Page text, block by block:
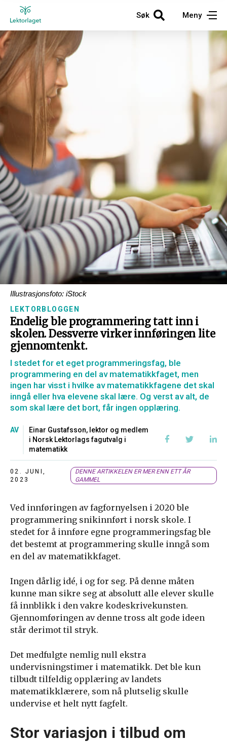
Søk Meny
Illustrasjonsfoto: iStock
LEKTORBLOGGEN
Endelig ble programmering tatt inn i
skolen. Dessverre virker innføringen lite
gjennomtenkt.
I stedet for et eget programmeringsfag, ble
programmering en del av matematikkfaget, men
ingen har visst i hvilke av matematikkfagene det skal
inngå eller hva elevene skal lære. Og verst av alt, de
som skal lære det bort, får ingen opplæring.
AV
Einar Gustafsson, lektor og medlem
i Norsk Lektorlags fagutvalg i
matematikk
02. JUNI,
2023
DENNE ARTIKKELEN ER MER ENN ETT ÅR
GAMMEL
Ved innføringen av fagfornyelsen i 2020 ble
programmering snikinnført i norsk skole. I
stedet for å innføre egne programmeringsfag ble
det bestemt at programmering skulle inngå som
en del av matematikkfaget.
Ingen dårlig idé, i og for seg. På denne måten
kunne man sikre seg at absolutt alle elever skulle
få innblikk i den vakre kodeskrivekunsten.
Gjennomføringen av denne tross alt gode ideen
står derimot til stryk.
Det medfulgte nemlig null ekstra
undervisningstimer i matematikk. Det ble kun
tilbudt tilfeldig opplæring av landets
matematikklærere, som nå plutselig skulle
undervise et helt nytt fagfelt.
Stor variasjon i tilbud om